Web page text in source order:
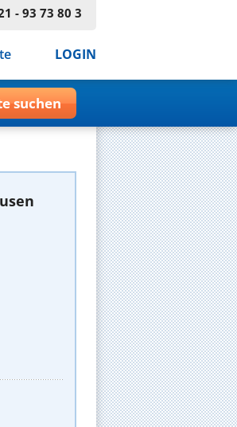
- 93 73 80 3
LOGIN